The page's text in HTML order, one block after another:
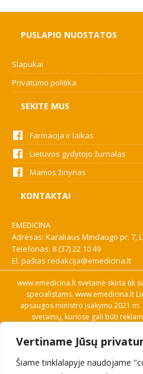
Vertiname Jūsų
Šiame tinklalapyje naudojame
PUSLAPIO NUOSTATOS
Slapukai
Privatumo politika
SEKITE MUS
Farmacija ir laikas
Lietuvos gydytojo žurnalas
Mamos žinynas
KONTAKTAI
EMEDICINA
Adresas: Karaliaus Mindaugo pr. 7,
Telefonas: 8 (37) 22 10 49
El. paštas redakcija@emedicina.lt
www.emedicina.lt svetainė skirta tik
specialistams. www.emedicina.lt
apsaugos ministro įsakymu 2021
svetainių, kuriose gali būti
savo profesinę kvalifikaciją.
pagalbos priemonių kainų
priežiūros ar farmacijos